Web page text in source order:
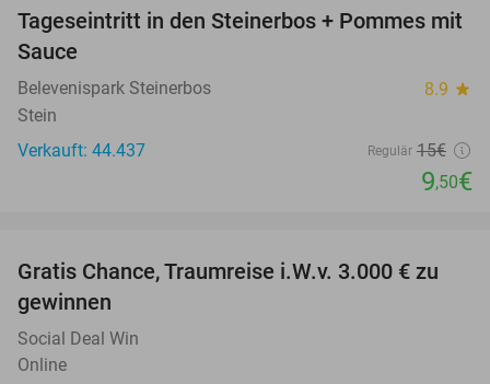
37%
Tageseintritt in den Steinerbos + Pommes mit
Sauce
Belevenispark Steinerbos 8.9 star
Stein
Verkauft: 44.437
Regulär 15€
9,50€
Gratis Chance, Traumreise i.W.v. 3.000 € zu
gewinnen
Social Deal Win
Online